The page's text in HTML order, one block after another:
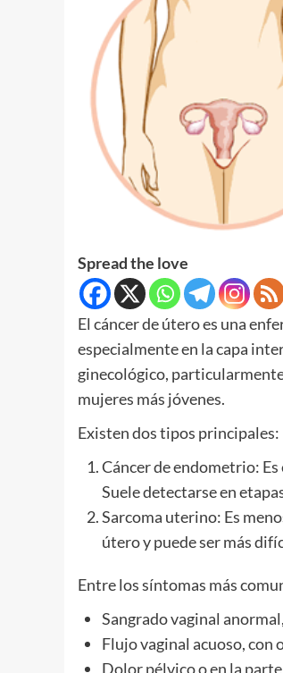
Spread the love
El cáncer de útero es una
especialmente en la capa
ginecológico,
mujeres más jóvenes.
Existen dos tipos principales:
Cáncer de endometrio:
Suele detectarse en
Sarcoma uterino: Es
útero y puede ser más
Entre los síntomas más
Sangrado vaginal
Flujo vaginal acuoso, con
Dolor pélvico o en la